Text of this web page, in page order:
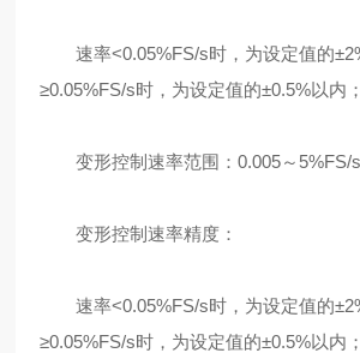
速率<0.05%FS/s时，为设定值的
≥0.05%FS/s时，为设定值的±0.5%以内；
变形控制速率范围：0.005～5%FS/s
变形控制速率精度：
速率<0.05%FS/s时，为设定值的
≥0.05%FS/s时，为设定值的±0.5%以内；